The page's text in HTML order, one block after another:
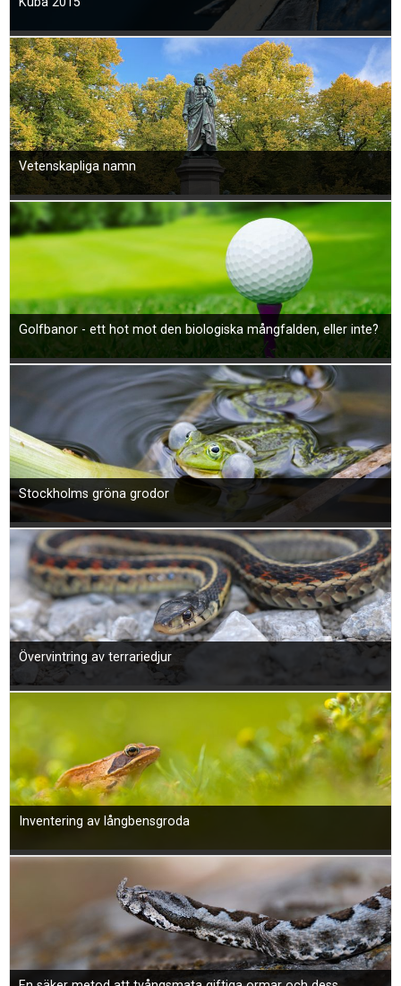
Vetenskapliga namn
Golfbanor - ett hot mot den biologiska mångfalden, eller inte?
Stockholms gröna grodor
Övervintring av terrariedjur
Inventering av långbensgroda